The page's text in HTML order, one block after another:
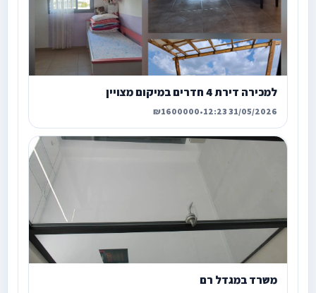
למכירה דירת 4 חדרים במיקום מצויין
31/05/2026 12:23
•
₪1600000
משרד במגדל רם